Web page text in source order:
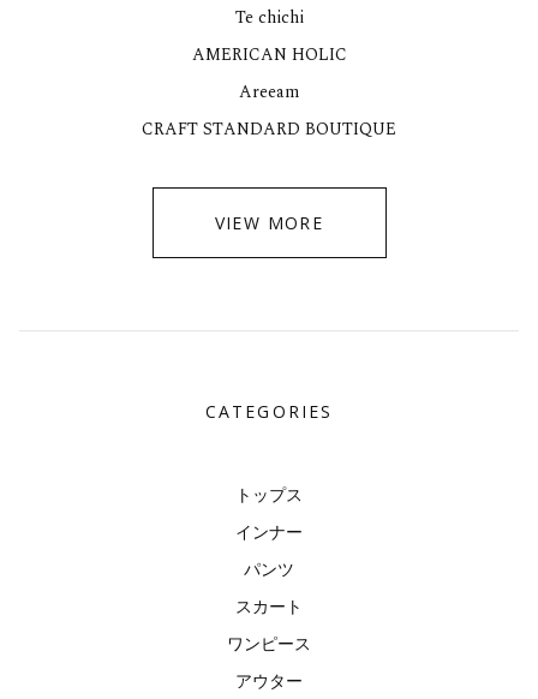
Te chichi
AMERICAN HOLIC
Areeam
CRAFT STANDARD BOUTIQUE
VIEW MORE
CATEGORIES
トップス
インナー
パンツ
スカート
ワンピース
アウター